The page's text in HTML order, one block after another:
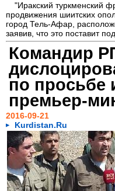
"Иракский туркменский
продвижения шиитских
город Тель-Афар,
заявив, что это поставит
Командир
по просьбе
премьер-
2016-09-21
Kurdistan.Ru